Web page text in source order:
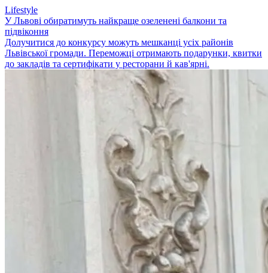
Lifestyle
У Львові обиратимуть найкраще озеленені балкони та
підвіконня
Долучитися до конкурсу можуть мешканці усіх районів
Львівської громади. Переможці отримають подарунки, квитки
до закладів та сертифікати у ресторани й кав'ярні.